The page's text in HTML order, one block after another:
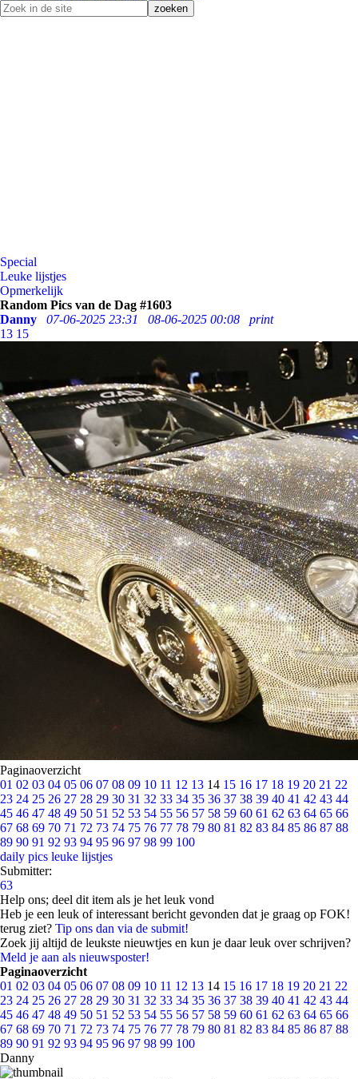
Special
Leuke lijstjes
Opmerkelijk
Random Pics van de Dag #1603
Danny
07-06-2025 23:31 08-06-2025 00:08
print
13 15
Paginaoverzicht
01 02 03 04 05 06 07 08 09 10 11 12 13 14 15 16 17 18 19 20 21 22
23 24 25 26 27 28 29 30 31 32 33 34 35 36 37 38 39 40 41 42 43 44
45 46 47 48 49 50 51 52 53 54 55 56 57 58 59 60 61 62 63 64 65 66
67 68 69 70 71 72 73 74 75 76 77 78 79 80 81 82 83 84 85 86 87 88
89 90 91 92 93 94 95 96 97 98 99 100
daily pics leuke lijstjes
Submitter:
63
Help ons; deel dit item als je het leuk vond
Heb je een leuk of interessant bericht gevonden dat je graag op FOK!
terug ziet? Tip ons dan via de submit!
Zoek jij altijd de leukste nieuwtjes en kun je daar leuk over schrijven?
Meld je aan als nieuwsposter!
Paginaoverzicht
01 02 03 04 05 06 07 08 09 10 11 12 13 14 15 16 17 18 19 20 21 22
23 24 25 26 27 28 29 30 31 32 33 34 35 36 37 38 39 40 41 42 43 44
45 46 47 48 49 50 51 52 53 54 55 56 57 58 59 60 61 62 63 64 65 66
67 68 69 70 71 72 73 74 75 76 77 78 79 80 81 82 83 84 85 86 87 88
89 90 91 92 93 94 95 96 97 98 99 100
Danny